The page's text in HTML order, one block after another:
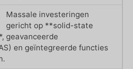
Massale investeringen
gericht op **solid-state
geavanceerde
en geïntegreerde functies